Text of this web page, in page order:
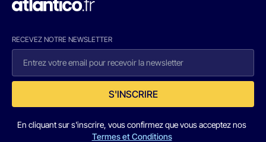
RECEVEZ NOTRE NEWSLETTER
S'INSCRIRE
En cliquant sur s'inscrire, vous confirmez que vous acceptez nos
Termes et Conditions